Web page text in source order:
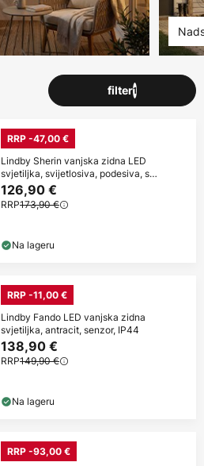
filter1
RRP -47,00 €
Lindby Sherin vanjska zidna LED
svjetiljka, svijetlosiva, podesiva, s
senzorom
126,90 €
RRP173,90 €
Na lageru
RRP -11,00 €
Lindby Fando LED vanjska zidna
svjetiljka, antracit, senzor, IP44
138,90 €
RRP149,90 €
Na lageru
RRP -93,00 €